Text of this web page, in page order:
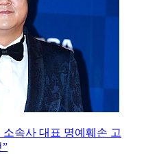
속사 대표 명예훼손 고